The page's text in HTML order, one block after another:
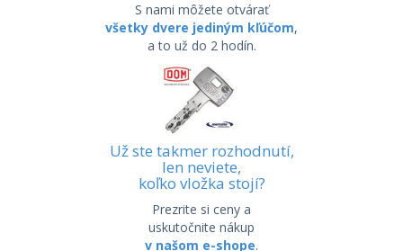
S nami môžete otvárať
všetky dvere jediným kľúčom,
a to už do 2 hodín.
Už ste takmer rozhodnutí,
len neviete,
koľko vložka stojí?
Prezrite si ceny a
uskutočnite nákup
v našom e-shope.